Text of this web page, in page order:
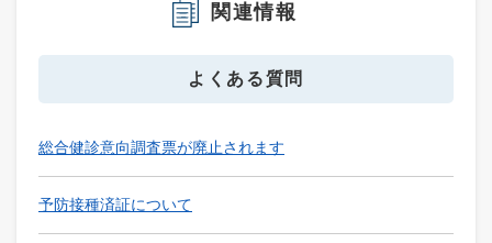
関連情報
よくある質問
総合健診意向調査票が廃止されます
予防接種済証について